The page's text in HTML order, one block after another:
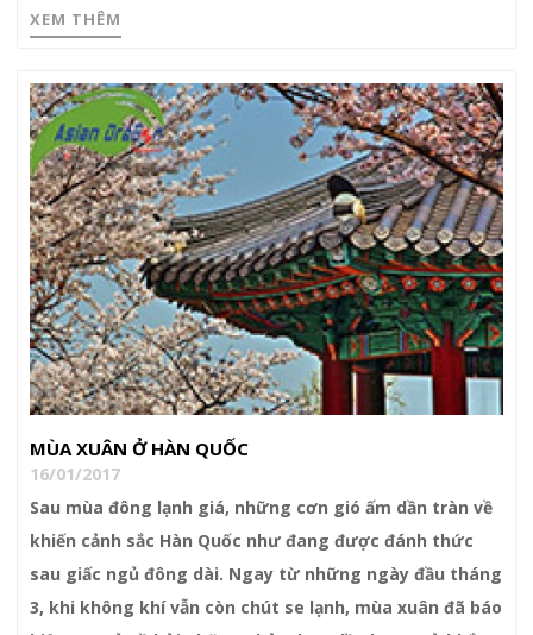
XEM THÊM
MÙA XUÂN Ở HÀN QUỐC
16/01/2017
Sau mùa đông lạnh giá, những cơn gió ấm dần tràn về
khiến cảnh sắc Hàn Quốc như đang được đánh thức
sau giấc ngủ đông dài. Ngay từ những ngày đầu tháng
3, khi không khí vẫn còn chút se lạnh, mùa xuân đã báo